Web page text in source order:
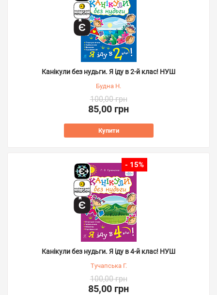
Канікули без нудьги. Я іду в 2-й клас! НУШ
Будна Н.
100,00 грн
85,00 грн
Купити
- 15%
Канікули без нудьги. Я іду в 4-й клас! НУШ
Тучапська Г.
100,00 грн
85,00 грн